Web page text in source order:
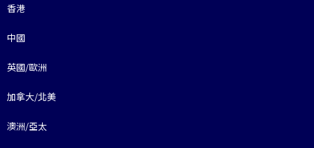
香港
中國
英國/歐洲
加拿大/北美
澳洲/亞太